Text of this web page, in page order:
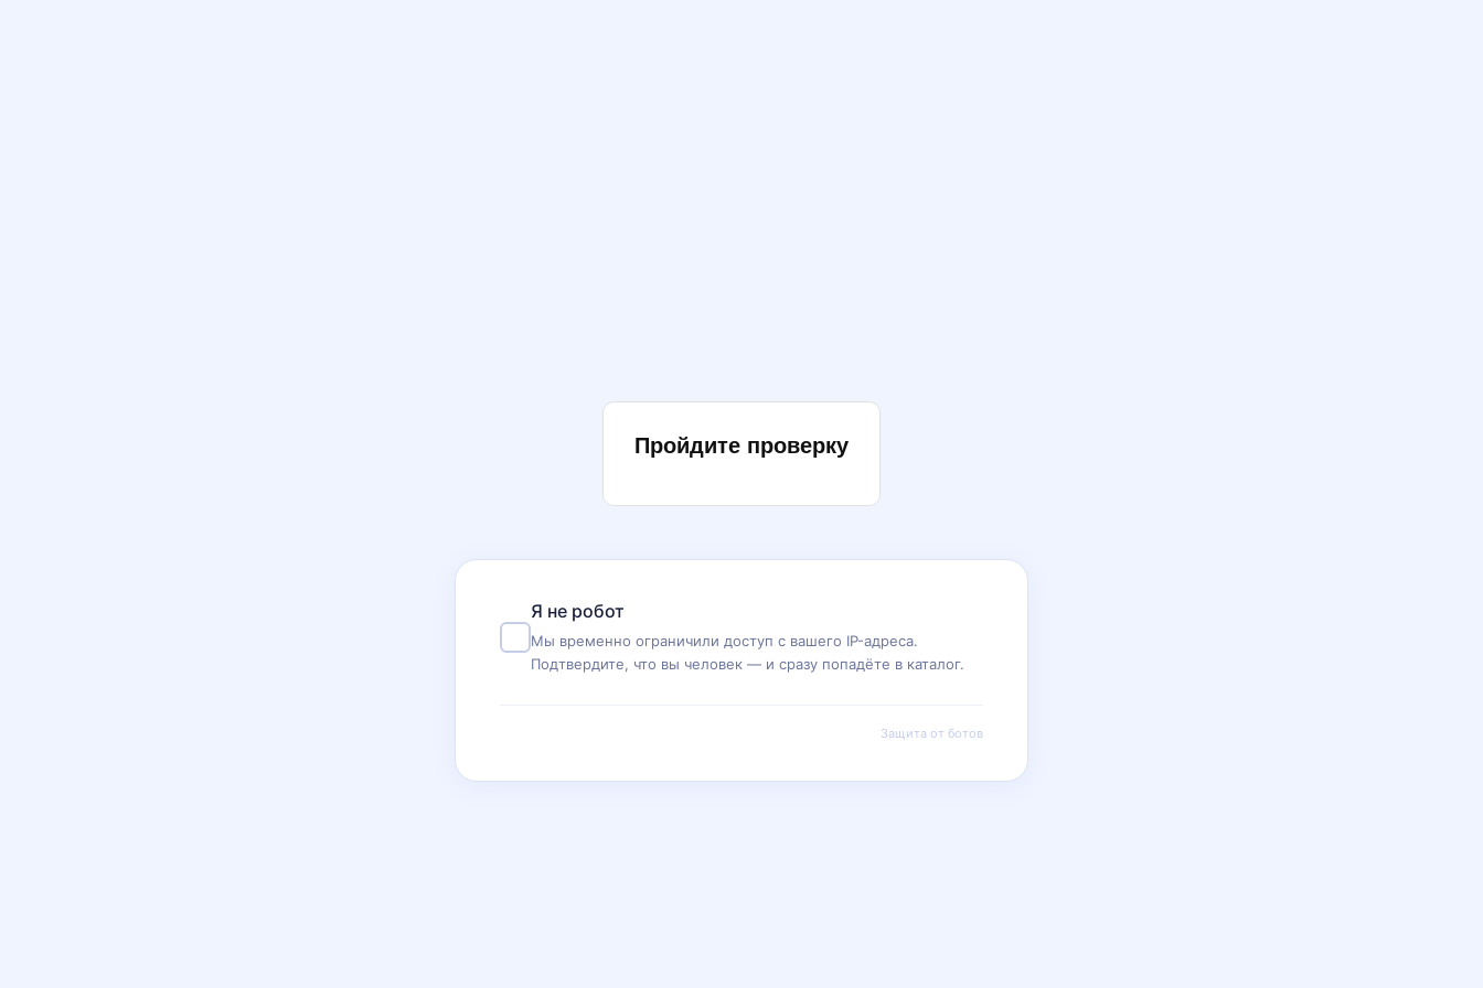
Пройдите проверку
Я не робот
Мы временно ограничили доступ с вашего IP-адреса.
Подтвердите, что вы человек — и сразу попадёте в каталог.
Защита от ботов